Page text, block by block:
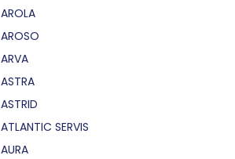
AROLA
AROSO
ARVA
ASTRA
ASTRID
ATLANTIC SERVIS
AURA